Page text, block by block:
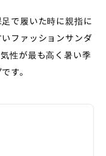
で履いた時に親指に
ファッションサンダ
性が最も高く暑い季
す。